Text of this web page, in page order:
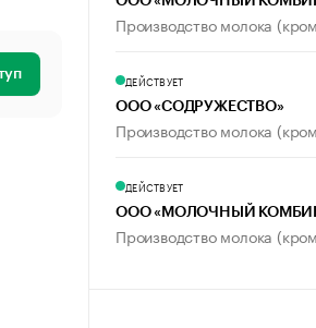
Производство молока
ДЕЙСТВУЕТ
ООО «СОДРУЖЕСТВО»
Производство молока
ДЕЙСТВУЕТ
ООО «МОЛОЧНЫЙ
Производство молока